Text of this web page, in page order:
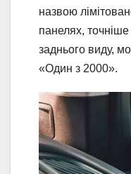
назвою
панелях, точніше
заднього виду,
«Один з 2000».